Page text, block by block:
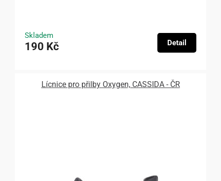
Skladem
190 Kč Detail
Lícnice pro přilby Oxygen, CASSIDA - ČR